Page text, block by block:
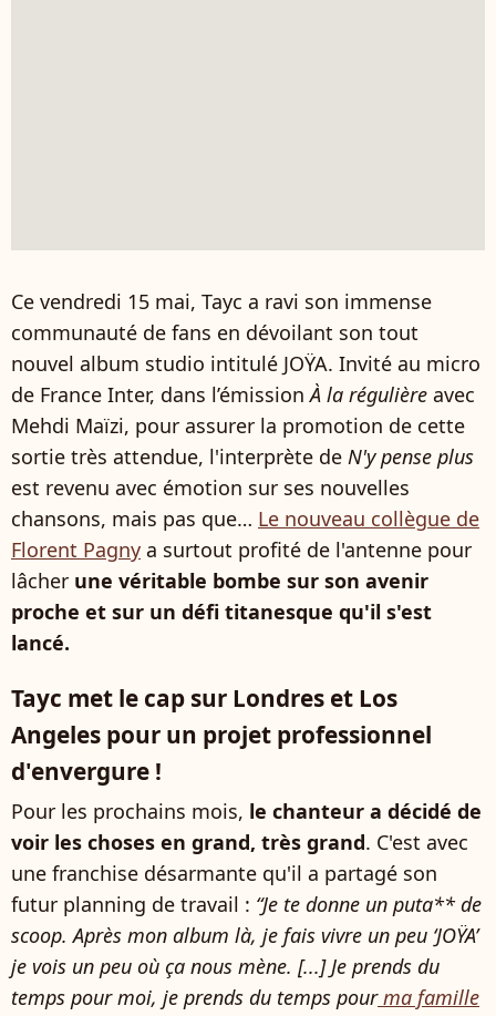
Ce vendredi 15 mai, Tayc a ravi son immense
communauté de fans en dévoilant son tout
nouvel album studio intitulé JOŸA. Invité au micro
de France Inter, dans l’émissionÀ la régulière avec
Mehdi Maïzi, pour assurer la promotion de cette
sortie très attendue, l'interprète de N'y pense plus
est revenu avec émotion sur ses nouvelles
chansons, mais pas que… Le nouveau collègue de
Florent Pagny a surtout profité de l'antenne pour
lâcher une véritable bombe sur son avenir
proche et sur un défi titanesque qu'il s'est
lancé.
Tayc met le cap sur Londres et Los
Angeles pour un projet professionnel
d'envergure !
Pour les prochains mois, le chanteur a décidé de
voir les choses en grand, très grand. C'est avec
une franchise désarmante qu'il a partagé son
futur planning de travail : “Je te donne un puta** de
scoop. Après mon album là, je fais vivre un peu ‘JOŸA’
je vois un peu où ça nous mène. [...] Je prends du
temps pour moi, je prends du temps pourma famille